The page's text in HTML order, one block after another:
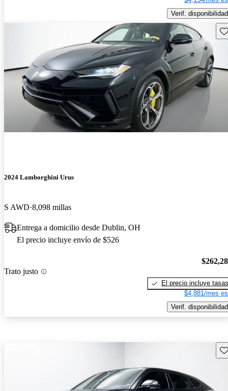
Verif. disponibilidad
2024 Lamborghini Urus
S AWD 8,098 millas
Entrega a domicilio desde Dublin, OH
El precio incluye envío de $526
Trato justo
El precio incluye tasas
$4,881/mes
Verif. disponibilidad